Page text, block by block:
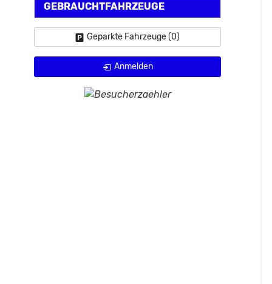
GEBRAUCHTFAHRZEUGE
Geparkte Fahrzeuge (0)
Anmelden